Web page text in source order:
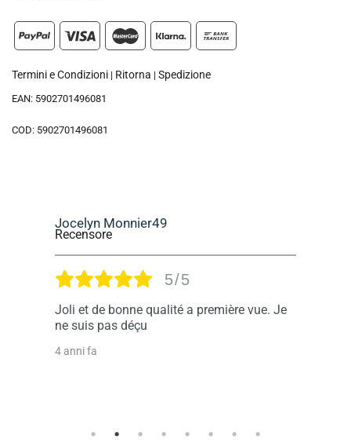
Termini e Condizioni | Ritorna | Spedizione
EAN: 5902701496081
COD: 5902701496081
Jocelyn Monnier49
Recensore
5/5
Joli et de bonne qualité a première vue. Je
ne suis pas déçu
4 anni fa